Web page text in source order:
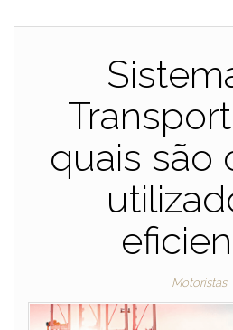
quais são
Motoristas